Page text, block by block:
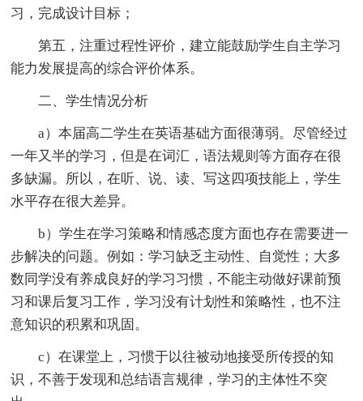
习，完成设计目标；
第五，注重过程性评价，建立能鼓励学生自主学习
能力发展提高的综合评价体系。
二、学生情况分析
a）本届高二学生在英语基础方面很薄弱。尽管经过
一年又半的学习，但是在词汇，语法规则等方面存在很
多缺漏。所以，在听、说、读、写这四项技能上，学生
水平存在很大差异。
b）学生在学习策略和情感态度方面也存在需要进一
步解决的问题。例如：学习缺乏主动性、自觉性；大多
数同学没有养成良好的学习习惯，不能主动做好课前预
习和课后复习工作，学习没有计划性和策略性，也不注
意知识的积累和巩固。
c）在课堂上，习惯于以往被动地接受所传授的知
识，不善于发现和总结语言规律，学习的主体性不突